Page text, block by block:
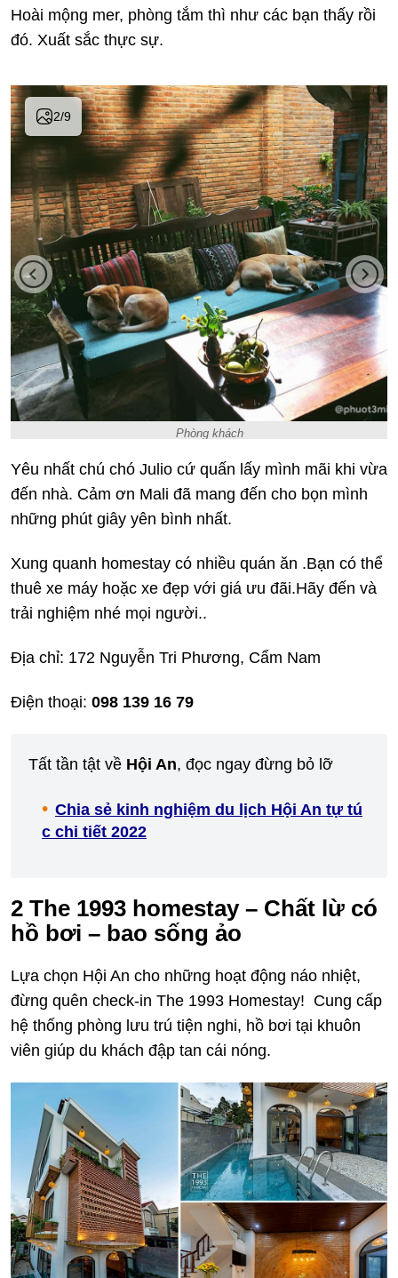
Hoài mộng mer, phòng tắm thì như các bạn thấy rồi
đó. Xuất sắc thực sự.
Phòng khách
2/9
Yêu nhất chú chó Julio cứ quấn lấy mình mãi khi vừa
đến nhà. Cảm ơn Mali đã mang đến cho bọn mình
những phút giây yên bình nhất.
Xung quanh homestay có nhiều quán ăn .Bạn có thể
thuê xe máy hoặc xe đẹp với giá ưu đãi.Hãy đến và
trải nghiệm nhé mọi người..
Địa chỉ: 172 Nguyễn Tri Phương, Cẩm Nam
Điện thoại: 098 139 16 79
Tất tần tật về Hội An, đọc ngay đừng bỏ lỡ
Chia sẻ kinh nghiệm du lịch Hội An tự tú
c chi tiết 2022
2 The 1993 homestay – Chất lừ có
hồ bơi – bao sống ảo
Lựa chọn Hội An cho những hoạt động náo nhiệt,
đừng quên check-in The 1993 Homestay! Cung cấp
hệ thống phòng lưu trú tiện nghi, hồ bơi tại khuôn
viên giúp du khách đập tan cái nóng.